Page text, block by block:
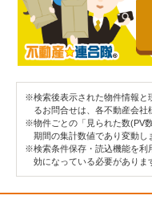
※検索後表示された物件情報と
るお問合せは、各不動産会社
※物件ごとの「見られた数(PV
期間の集計数値であり変動し
※検索条件保存・読込機能を利
効になっている必要がありま